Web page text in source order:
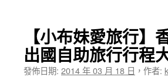
【小布妹愛旅行
出國自助旅行行程
發佈日期: 2014 年 03 月 18 日 ， 作者: